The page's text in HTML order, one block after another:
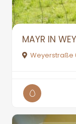
MAYR IN
Weyerstraße